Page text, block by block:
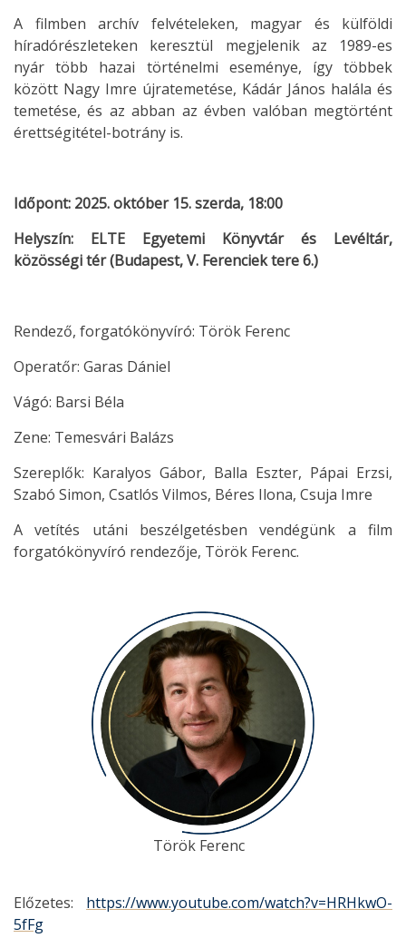
A filmben archív felvételeken, magyar és külföldi
híradórészleteken keresztül megjelenik az 1989-es
nyár több hazai történelmi eseménye, így többek
között Nagy Imre újratemetése, Kádár János halála és
temetése, és az abban az évben valóban megtörtént
érettségitétel-botrány is.
Időpont: 2025. október 15. szerda, 18:00
Helyszín: ELTE Egyetemi Könyvtár és Levéltár,
közösségi tér (Budapest, V. Ferenciek tere 6.)
Rendező, forgatókönyvíró: Török Ferenc
Operatőr: Garas Dániel
Vágó: Barsi Béla
Zene: Temesvári Balázs
Szereplők: Karalyos Gábor, Balla Eszter, Pápai Erzsi,
Szabó Simon, Csatlós Vilmos, Béres Ilona, Csuja Imre
A vetítés utáni beszélgetésben vendégünk a film
forgatókönyvíró rendezője, Török Ferenc.
Török Ferenc
Előzetes: https://www.youtube.com/watch?v=HRHkwO-
5fFg